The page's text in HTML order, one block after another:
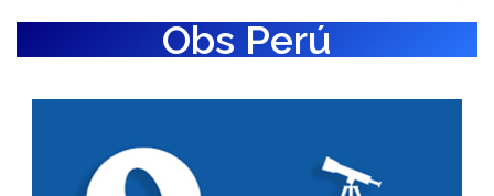
Obs Perú